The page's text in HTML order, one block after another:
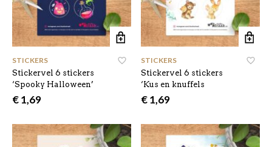
STICKERS
Stickervel 6 stickers
‘Spooky Halloween’
€1,69
STICKERS
Stickervel 6 stickers
‘Kus en knuffels
€1,69